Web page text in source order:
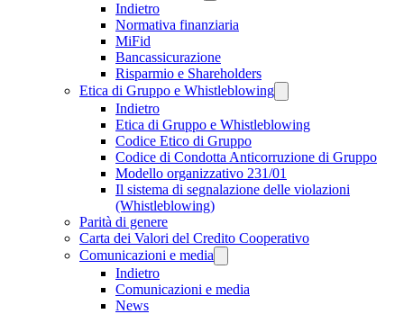
Indietro
Normativa finanziaria
MiFid
Bancassicurazione
Risparmio e Shareholders
Etica di Gruppo e Whistleblowing
Indietro
Etica di Gruppo e Whistleblowing
Codice Etico di Gruppo
Codice di Condotta Anticorruzione di Gruppo
Modello organizzativo 231/01
Il sistema di segnalazione delle violazioni
(Whistleblowing)
Parità di genere
Carta dei Valori del Credito Cooperativo
Comunicazioni e media
Indietro
Comunicazioni e media
News